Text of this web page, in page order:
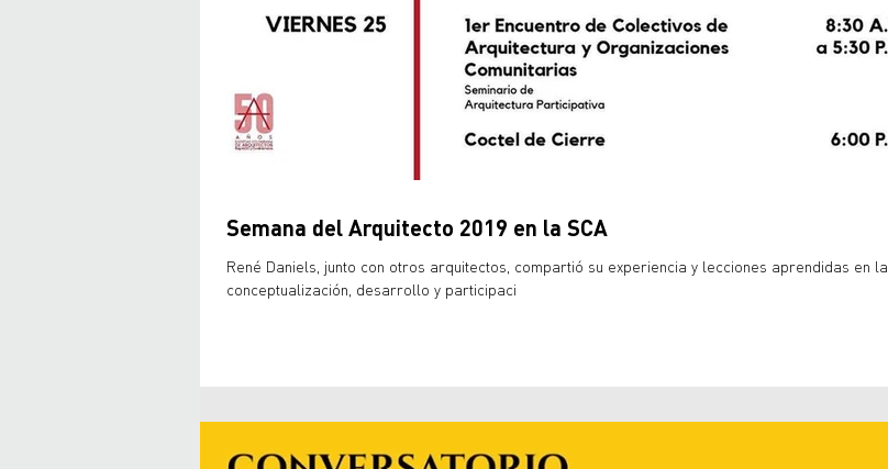
Semana del Arquitecto 2019 en la SCA
René Daniels, junto con otros arquitectos, compartió su experiencia y lecciones aprendidas en la
conceptualización, desarrollo y participaci